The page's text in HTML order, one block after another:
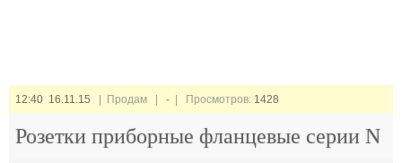
12:40 16.11.15 | Продам | - | Просмотров: 1428
Розетки приборные фланцевые серии N